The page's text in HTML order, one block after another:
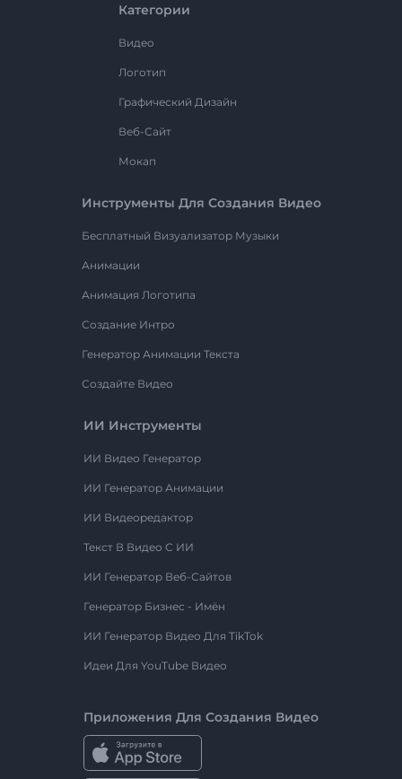
Категории
Видео
Логотип
Графический Дизайн
Веб-Сайт
Мокап
Инструменты Для Создания Видео
Бесплатный Визуализатор Музыки
Анимации
Анимация Логотипа
Создание Интро
Генератор Анимации Текста
Создайте Видео
ИИ Инструменты
ИИ Видео Генератор
ИИ Генератор Анимации
ИИ Видеоредактор
Текст В Видео С ИИ
ИИ Генератор Веб-Сайтов
Генератор Бизнес - Имён
ИИ Генератор Видео Для TikTok
Идеи Для YouTube Видео
Приложения Для Создания Видео